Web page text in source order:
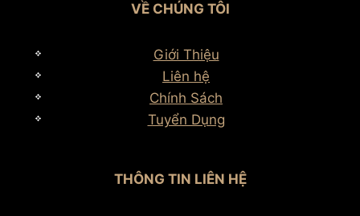
VỀ CHÚNG TÔI
Giới Thiệu
Liên hệ
Chính Sách
Tuyển Dụng
THÔNG TIN LIÊN HỆ